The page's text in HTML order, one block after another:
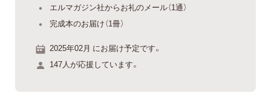
エルマガジン社からお礼のメール（1通）
完成本のお届け（1冊）
2025年02月 にお届け予定です。
147人が応援しています。